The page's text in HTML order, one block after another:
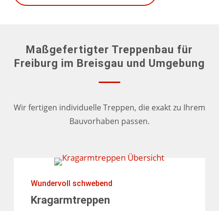
Maßgefertigter Treppenbau für
Freiburg im Breisgau und Umgebung
Wir fertigen individuelle Treppen, die exakt zu Ihrem
Bauvorhaben passen.
Wundervoll schwebend
Kragarmtreppen